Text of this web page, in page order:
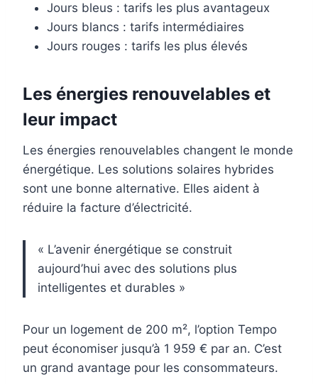
Jours bleus : tarifs les plus avantageux
Jours blancs : tarifs intermédiaires
Jours rouges : tarifs les plus élevés
Les énergies renouvelables et
leur impact
Les énergies renouvelables changent le monde
énergétique. Les solutions solaires hybrides
sont une bonne alternative. Elles aident à
réduire la facture d’électricité.
« L’avenir énergétique se construit
aujourd’hui avec des solutions plus
intelligentes et durables »
Pour un logement de 200 m², l’option Tempo
peut économiser jusqu’à 1 959 € par an. C’est
un grand avantage pour les consommateurs.